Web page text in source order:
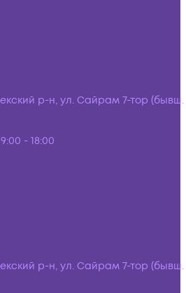
р-н, ул. Сайрам 7-тор (бывш.
- 18:00
р-н, ул. Сайрам 7-тор (бывш.